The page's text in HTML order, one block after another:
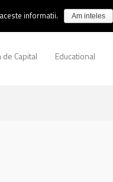
Capital Educational
informatii. Am inteles